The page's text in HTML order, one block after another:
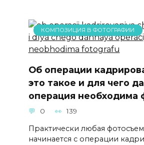
КОМПОЗИЦИЯ В ФОТОГРАФИИ
Об операции
это такое и для чего
операция необходима
0 139
Практически любая
начинается с операции